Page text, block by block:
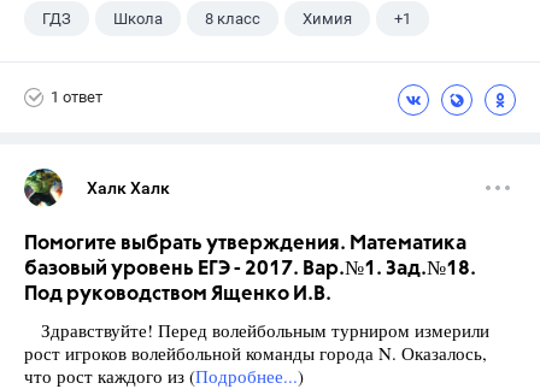
ГДЗ Школа 8 класс Химия +1
1 ответ
Халк Халк
Помогите выбрать утверждения. Математика
базовый уровень ЕГЭ - 2017. Вар.№1. Зад.№18.
Под руководством Ященко И.В.
Здравствуйте! Перед волейбольным турниром измерили
рост игроков волейбольной команды города N. Оказалось,
что рост каждого из (Подробнее...)